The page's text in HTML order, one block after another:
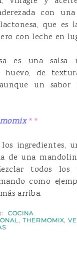
con
que es
con leche en
es una salsa
huevo, de
un sabor
**
ingredientes,
de una
todos los
como
arriba.
COCINA
, THERMOMIX,